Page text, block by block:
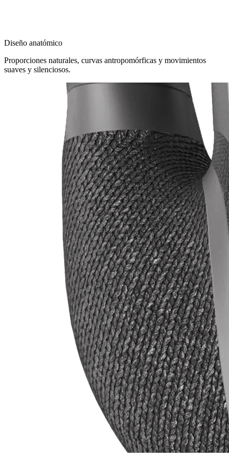
Diseño anatómico
Proporciones naturales, curvas antropomórficas y movimientos
suaves y silenciosos.